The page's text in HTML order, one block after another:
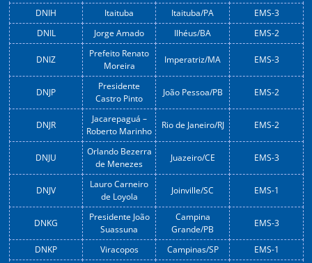
DNIH
Itaituba Itaituba/PA
EMS-3
DNIL
Jorge Amado Ilhéus/BA EMS-2
DNIZ
Prefeito Renato
Moreira
Imperatriz/MA EMS-3
DNJP
Presidente
Castro Pinto
João Pessoa/PB EMS-2
DNJR
Jacarepaguá –
Roberto Marinho
Rio de Janeiro/RJ EMS-2
DNJU
Orlando Bezerra
de Menezes
Juazeiro/CE EMS-3
DNJV
Lauro Carneiro
de Loyola
Joinville/SC EMS-1
DNKG
Presidente João
Suassuna
Campina
Grande/PB
EMS-3
DNKP Viracopos Campinas/SP EMS-1